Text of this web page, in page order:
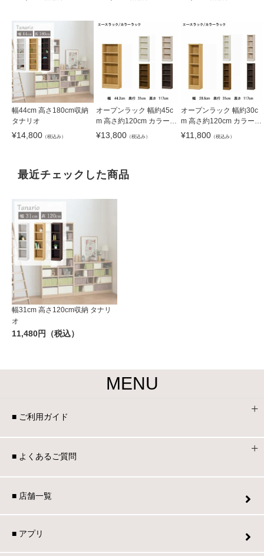
幅44cm 高さ180cm収納
タナリオ
¥14,800 （税込み）
オープンラック 幅約45c
m 高さ約120cm カラーラ
ック
¥13,800 （税込み）
オープンラック 幅約30c
m 高さ約120cm カラーラ
ック
¥11,800（税込み）
最近チェックした商品
幅31cm 高さ120cm収納 タナリ
オ
11,480円（税込）
MENU
■ ご利用ガイド
■ よくあるご質問
■ 店舗一覧
■ アプリ